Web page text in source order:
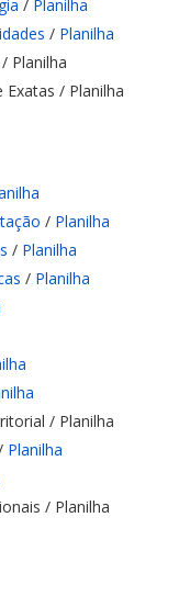
/ Planilha
/ Planilha
Planilha
Exatas / Planilha
/ Planilha
/ Planilha
/ Planilha
/ Planilha
Planilha
/ Planilha